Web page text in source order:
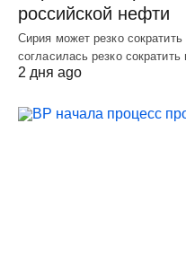
российской нефти
Сирия может резко
согласилась резко
2 дня ago